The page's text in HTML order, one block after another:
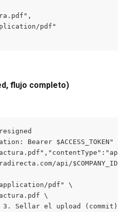
pdf"
flujo completo)
Bearer
api/$COMPANY_ID/
pdf" \
\
Sellar el upload (commit)